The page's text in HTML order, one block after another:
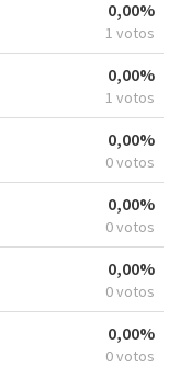
0,00%
1 votos
0,00%
1 votos
0,00%
0 votos
0,00%
0 votos
0,00%
0 votos
0,00%
0 votos